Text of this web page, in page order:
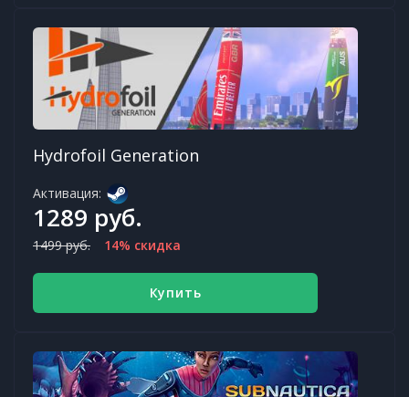
Hydrofoil Generation
Активация:
1289 руб.
1499 руб. 14% скидка
Купить